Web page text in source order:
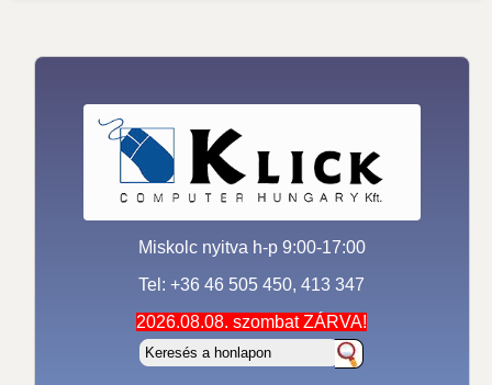
Miskolc nyitva h-p 9:00-17:00
Tel: +36 46 505 450, 413 347
2026.08.08. szombat ZÁRVA!